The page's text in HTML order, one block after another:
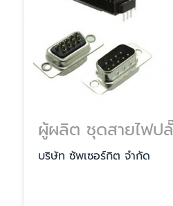
บริษัท ซัพเซอร์กิต จำกัด